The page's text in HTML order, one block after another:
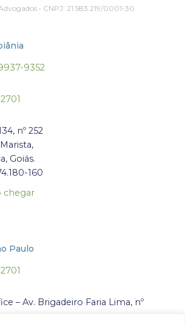
• CNPJ: 21.583.219/0001-30
9352
nº 252
Goiás.
160
chegar
Paulo
– Av. Brigadeiro Faria Lima, nº